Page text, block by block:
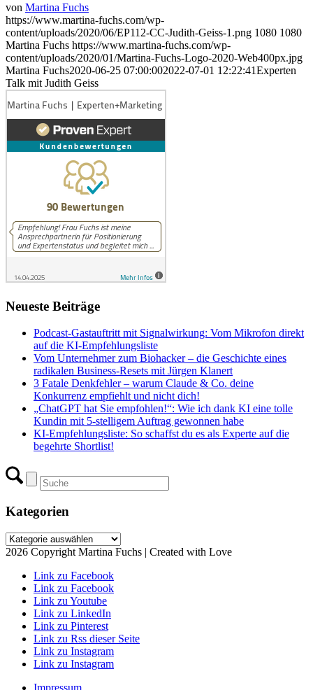
von Martina Fuchs
https://www.martina-fuchs.com/wp-
content/uploads/2020/06/EP112-CC-Judith-Geiss-1.png 1080 1080
Martina Fuchs https://www.martina-fuchs.com/wp-
content/uploads/2020/01/Martina-Fuchs-Logo-2020-Web400px.jpg
Martina Fuchs2020-06-25 07:00:002022-07-01 12:22:41Experten
Talk mit Judith Geiss
Neueste Beiträge
Podcast-Gastauftritt mit Signalwirkung: Vom Mikrofon direkt
auf die KI-Empfehlungsliste
Vom Unternehmer zum Biohacker – die Geschichte eines
radikalen Business-Resets mit Jürgen Klanert
3 Fatale Denkfehler – warum Claude & Co. deine
Konkurrenz empfiehlt und nicht dich!
„ChatGPT hat Sie empfohlen!“: Wie ich dank KI eine tolle
Kundin mit 5-stelligem Auftrag gewonnen habe
KI-Empfehlungsliste: So schaffst du es als Experte auf die
begehrte Shortlist!
Kategorien
Kategorien
2026 Copyright Martina Fuchs | Created with Love
Link zu Facebook
Link zu Facebook
Link zu Youtube
Link zu LinkedIn
Link zu Pinterest
Link zu Rss dieser Seite
Link zu Instagram
Link zu Instagram
Impressum